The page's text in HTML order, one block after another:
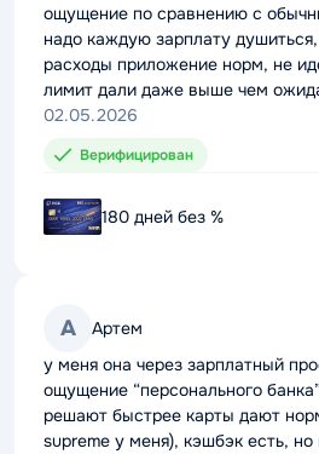
ощущение по сравнению с
надо каждую зарплату
расходы приложение норм, не
лимит дали даже выше чем
02.05.2026
Верифицирован
180 дней без %
А Артем
у меня она через зарплатный
ощущение “персонального
решают быстрее карты дают
supreme у меня), кэшбэк есть,
ощущение по сравнению с
надо каждую зарплату
расходы приложение норм, не
лимит дали даже выше чем
02.05.2026
Верифицирован
180 дней без %
А Артем
у меня она через зарплатный
ощущение “персонального
решают быстрее карты дают
supreme у меня), кэшбэк есть,